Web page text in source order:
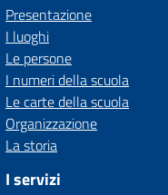
Presentazione
I luoghi
Le persone
I numeri della scuola
Le carte della scuola
Organizzazione
La storia
I servizi